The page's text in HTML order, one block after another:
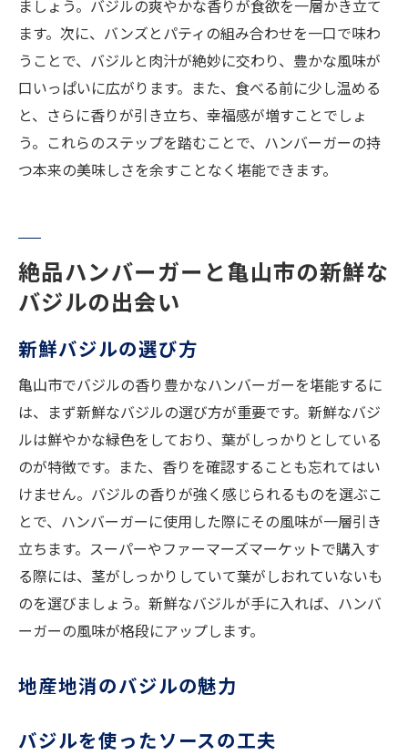
忘れられないバジルハンバーガーの味
ましょう。バジルの爽やかな香りが食欲を一層かき立て
ます。次に、バンズとパティの組み合わせを一口で味わ
うことで、バジルと肉汁が絶妙に交わり、豊かな風味が
口いっぱいに広がります。また、食べる前に少し温める
と、さらに香りが引き立ち、幸福感が増すことでしょ
う。これらのステップを踏むことで、ハンバーガーの持
つ本来の美味しさを余すことなく堪能できます。
絶品ハンバーガーと亀山市の新鮮な
バジルの出会い
新鮮バジルの選び方
亀山市でバジルの香り豊かなハンバーガーを堪能するに
は、まず新鮮なバジルの選び方が重要です。新鮮なバジ
ルは鮮やかな緑色をしており、葉がしっかりとしている
のが特徴です。また、香りを確認することも忘れてはい
けません。バジルの香りが強く感じられるものを選ぶこ
とで、ハンバーガーに使用した際にその風味が一層引き
立ちます。スーパーやファーマーズマーケットで購入す
る際には、茎がしっかりしていて葉がしおれていないも
のを選びましょう。新鮮なバジルが手に入れば、ハンバ
ーガーの風味が格段にアップします。
地産地消のバジルの魅力
バジルを使ったソースの工夫